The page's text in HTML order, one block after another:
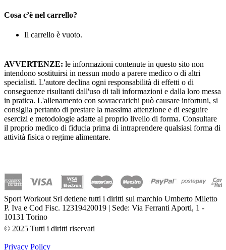
Cosa c’è nel carrello?
Il carrello è vuoto.
AVVERTENZE: le informazioni contenute in questo sito non
intendono sostituirsi in nessun modo a parere medico o di altri
specialisti. L'autore declina ogni responsabilità di effetti o di
conseguenze risultanti dall'uso di tali informazioni e dalla loro messa
in pratica. L'allenamento con sovraccarichi può causare infortuni, si
consiglia pertanto di prestare la massima attenzione e di eseguire
esercizi e metodologie adatte al proprio livello di forma. Consultare
il proprio medico di fiducia prima di intraprendere qualsiasi forma di
attività fisica o regime alimentare.
Sport Workout Srl detiene tutti i diritti sul marchio Umberto Miletto
P. Iva e Cod Fisc. 12319420019 | Sede: Via Ferranti Aporti, 1 -
10131 Torino
© 2025 Tutti i diritti riservati
Privacy Policy